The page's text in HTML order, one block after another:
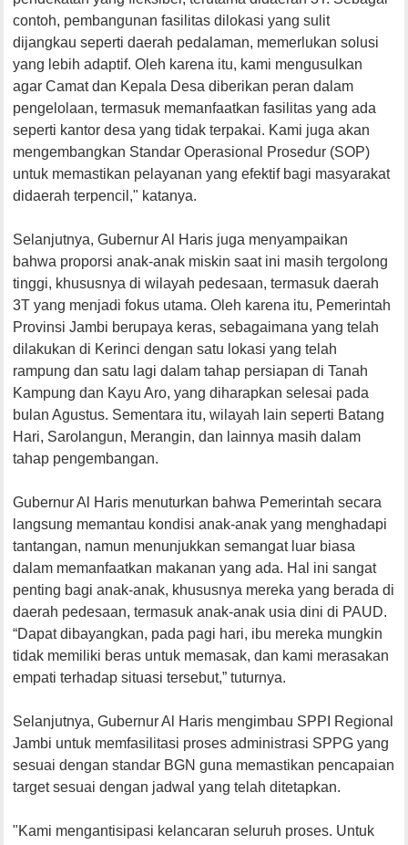
contoh, pembangunan fasilitas dilokasi yang sulit
dijangkau seperti daerah pedalaman, memerlukan solusi
yang lebih adaptif. Oleh karena itu, kami mengusulkan
agar Camat dan Kepala Desa diberikan peran dalam
pengelolaan, termasuk memanfaatkan fasilitas yang ada
seperti kantor desa yang tidak terpakai. Kami juga akan
mengembangkan Standar Operasional Prosedur (SOP)
untuk memastikan pelayanan yang efektif bagi masyarakat
didaerah terpencil," katanya.
Selanjutnya, Gubernur Al Haris juga menyampaikan
bahwa proporsi anak-anak miskin saat ini masih tergolong
tinggi, khususnya di wilayah pedesaan, termasuk daerah
3T yang menjadi fokus utama. Oleh karena itu, Pemerintah
Provinsi Jambi berupaya keras, sebagaimana yang telah
dilakukan di Kerinci dengan satu lokasi yang telah
rampung dan satu lagi dalam tahap persiapan di Tanah
Kampung dan Kayu Aro, yang diharapkan selesai pada
bulan Agustus. Sementara itu, wilayah lain seperti Batang
Hari, Sarolangun, Merangin, dan lainnya masih dalam
tahap pengembangan.
Gubernur Al Haris menuturkan bahwa Pemerintah secara
langsung memantau kondisi anak-anak yang menghadapi
tantangan, namun menunjukkan semangat luar biasa
dalam memanfaatkan makanan yang ada. Hal ini sangat
penting bagi anak-anak, khususnya mereka yang berada di
daerah pedesaan, termasuk anak-anak usia dini di PAUD.
“Dapat dibayangkan, pada pagi hari, ibu mereka mungkin
tidak memiliki beras untuk memasak, dan kami merasakan
empati terhadap situasi tersebut,” tuturnya.
Selanjutnya, Gubernur Al Haris mengimbau SPPI Regional
Jambi untuk memfasilitasi proses administrasi SPPG yang
sesuai dengan standar BGN guna memastikan pencapaian
target sesuai dengan jadwal yang telah ditetapkan.
"Kami mengantisipasi kelancaran seluruh proses. Untuk